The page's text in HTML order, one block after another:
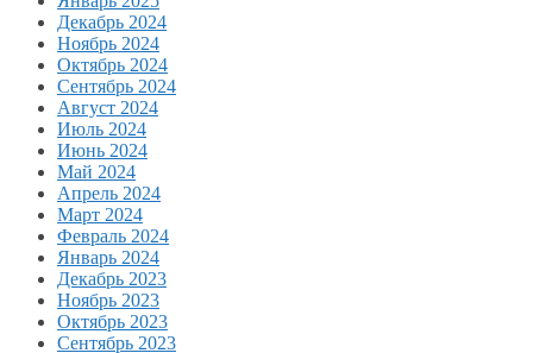
Декабрь 2024
Ноябрь 2024
Октябрь 2024
Сентябрь 2024
Август 2024
Июль 2024
Июнь 2024
Май 2024
Апрель 2024
Март 2024
Февраль 2024
Январь 2024
Декабрь 2023
Ноябрь 2023
Октябрь 2023
Сентябрь 2023